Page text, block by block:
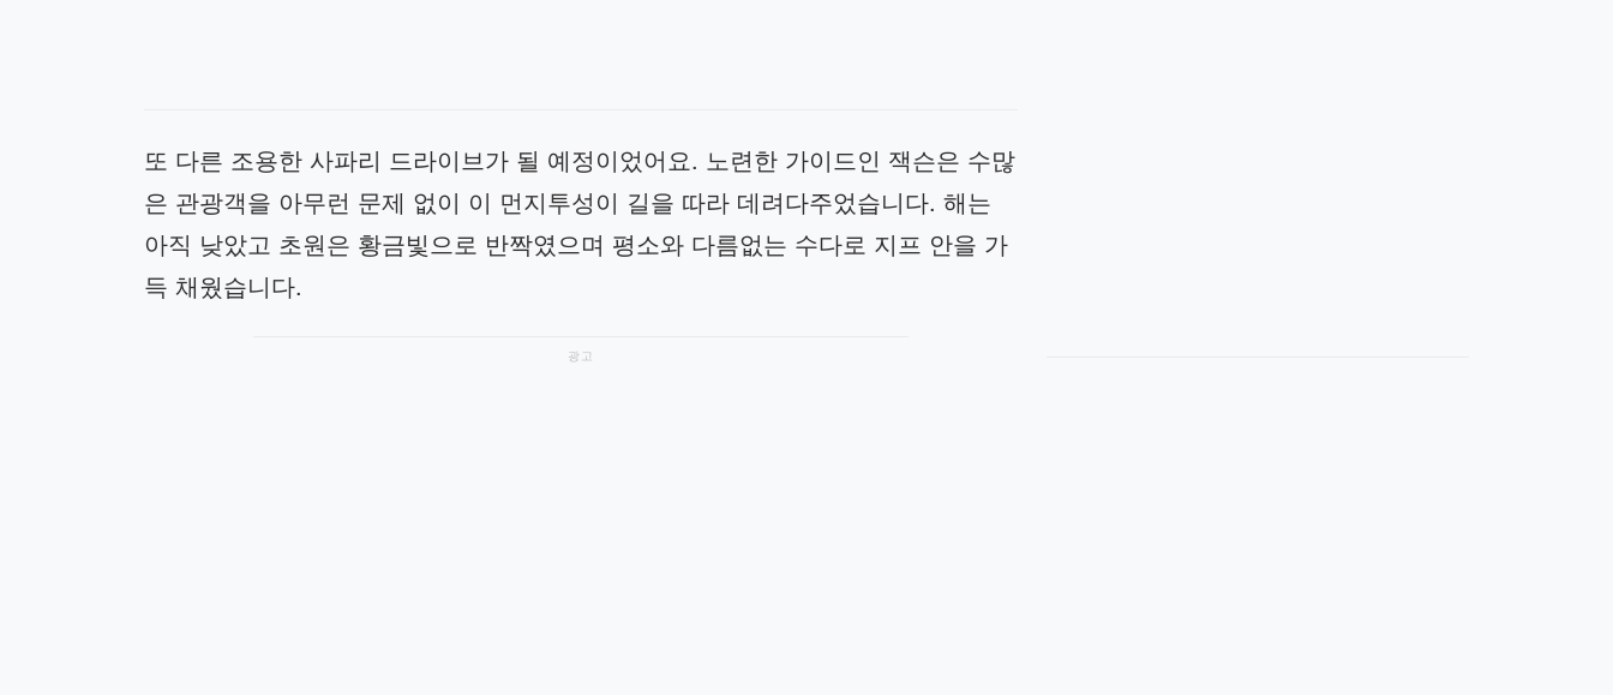
또 다른 조용한 사파리 드라이브가 될 예정이었어요. 노련한 가이드인 잭슨은 수많
은 관광객을 아무런 문제 없이 이 먼지투성이 길을 따라 데려다주었습니다. 해는
아직 낮았고 초원은 황금빛으로 반짝였으며 평소와 다름없는 수다로 지프 안을 가
득 채웠습니다.
광고